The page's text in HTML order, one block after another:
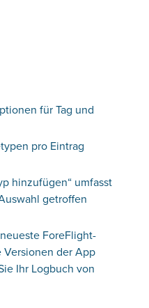
für Tag und
pro Eintrag
hinzufügen“ umfasst
getroffen
ForeFlight-
Versionen der App
Ihr Logbuch von